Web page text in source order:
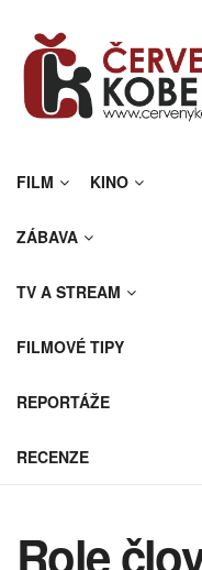
FILM KINO
ZÁBAVA
TV A STREAM
FILMOVÉ TIPY
REPORTÁŽE
RECENZE
Role